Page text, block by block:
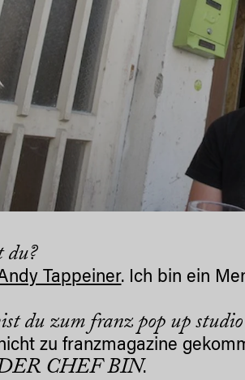
du?
Tappeiner. Ich bin ein
du zum franz pop up studio
zu franzmagazine
CHEF BIN.